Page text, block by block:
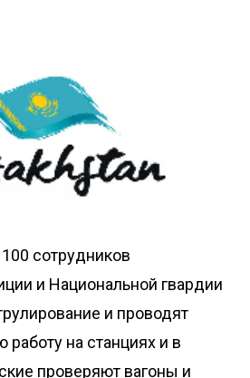
сотрудников
и Национальной гвардии
и проводят
работу на станциях и в
проверяют вагоны и